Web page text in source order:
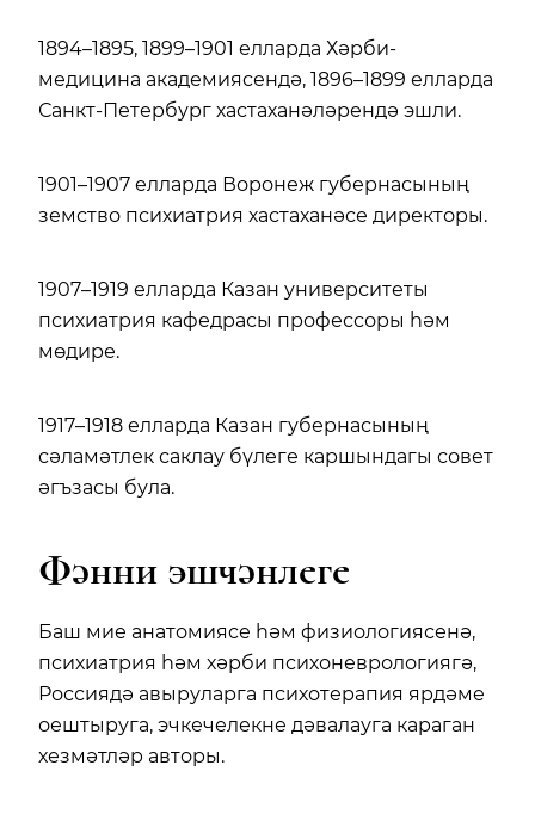
1894–1895, 1899–1901 елларда Хәрби-
медицина академиясендә, 1896–1899 елларда
Санкт-Петербург хастаханәләрендә эшли.
1901–1907 елларда Воронеж губернасының
земство психиатрия хастаханәсе директоры.
1907–1919 елларда Казан университеты
психиатрия кафедрасы профессоры һәм
мөдире.
1917–1918 елларда Казан губернасының
сәламәтлек саклау бүлеге каршындагы совет
әгъзасы була.
Фәнни эшчәнлеге
Баш мие анатомиясе һәм физиологиясенә,
психиатрия һәм хәрби психоневрологиягә,
Россиядә авыруларга психотерапия ярдәме
оештыруга, эчкечелекне дәвалауга караган
хезмәтләр авторы.